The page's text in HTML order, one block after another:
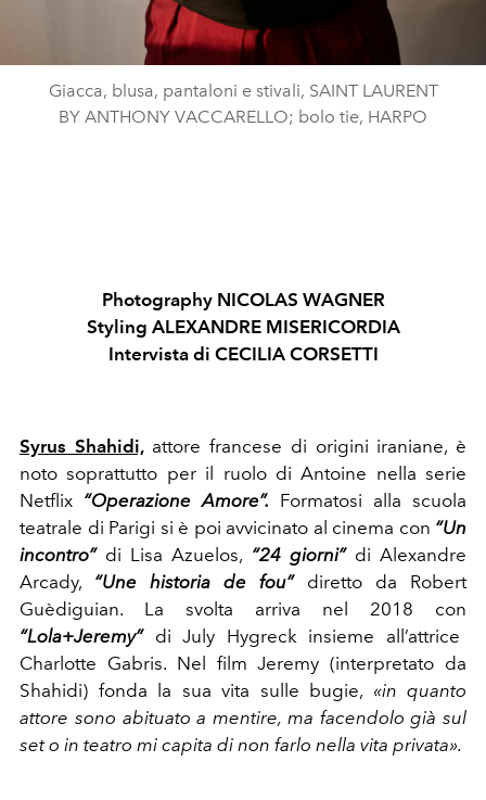
Giacca, blusa, pantaloni e stivali, SAINT LAURENT
BY ANTHONY VACCARELLO; bolo tie, HARPO
Photography NICOLAS WAGNER
Styling ALEXANDRE MISERICORDIA
Intervista di CECILIA CORSETTI
Syrus Shahidi,attore francese di origini iraniane, è
noto soprattutto per il ruolo di Antoine nella serie
Netflix “Operazione Amore”. Formatosi alla scuola
teatrale di Parigi si è poi avvicinato al cinema con “Un
incontro” di Lisa Azuelos, “24 giorni”di Alexandre
Arcady, “Une historia de fou”diretto da Robert
Guèdiguian. La svolta arriva nel 2018 con
“Lola+Jeremy” di July Hygreck insieme all’attrice
Charlotte Gabris. Nel film Jeremy (interpretato da
Shahidi) fonda la sua vita sulle bugie, «in quanto
attore sono abituato a mentire, ma facendolo già sul
set o in teatro mi capita di non farlo nella vita privata».